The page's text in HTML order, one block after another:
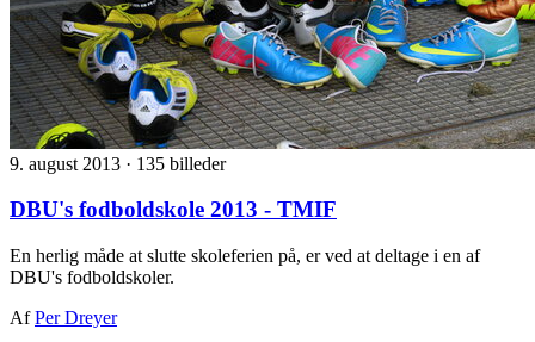
9. august 2013 · 135 billeder
DBU's fodboldskole 2013 - TMIF
En herlig måde at slutte skoleferien på, er ved at deltage i en af
DBU's fodboldskoler.
AfPer Dreyer